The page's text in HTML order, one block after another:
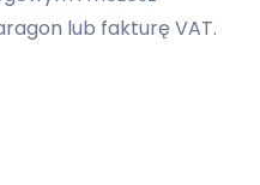
lub fakturę VAT.